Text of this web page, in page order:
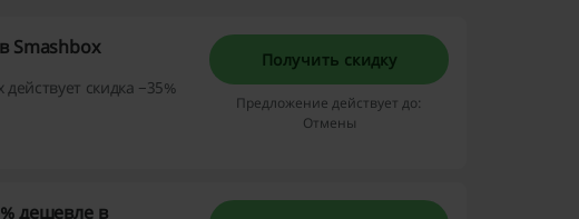
Smashbox
скидка −35%
Получить скидку
Предложение действует до:
Отмены
дешевле в